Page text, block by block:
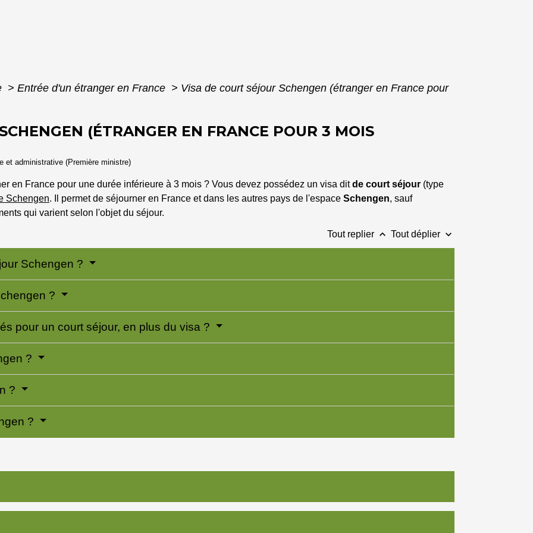
> Entrée d'un étranger en France > Visa de court séjour Schengen (étranger en France pour
(ÉTRANGER EN FRANCE POUR 3 MOIS
et administrative (Première ministre)
en France pour une durée inférieure à 3 mois ? Vous devez possédez un visa ditde court séjour (type
Schengen. Il permet de séjourner en France et dans les autres pays de l'espace Schengen, sauf
qui varient selon l'objet du séjour.
Tout replier keyboard_arrow_up Tout déplier keyboard_arrow_down
Schengen ?
?
pour un court séjour, en plus du visa ?
?
?
?